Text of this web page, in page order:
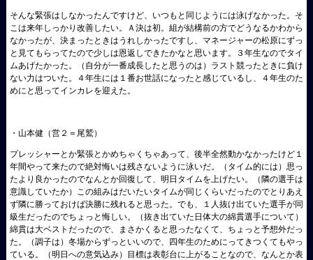
そんな緊張はしなかったんですけど、いつもと同じようには泳げなかった。そ
こは来年しっかり改善したい。Ａ決は初。組が結構前の方でどうなるかわから
なかったが、決まったときはうれしかったですし、マネージャーの松原にずっ
と見てもらってたので少しは恩返しできたかなと思います。３年生なのでタイ
ムあげたかった。（自分が一番成長したと思うのは）ラスト競ったときに負け
ない力はついた。４年生には１番お世話になったと感じているし、４年生のた
めにと思ってインカレを迎えた。
・山本健（営２＝尾鷲）
プレッシャーとか緊張とかめちゃくちゃあって、後半全然動かなかったけど１
年間やって来たので絶対悔いは残さないように泳いだ。（タイム的には）思っ
たより良かったのでなんとか回復して、明日タイムを上げたい。（隣の選手は
意識していたか）この組みはだいたいタイムが同じくらいだったのでとりあえ
ず隣に勝っておけば決勝に残れると思った。でも、１人抜け出ていた選手が同
級生だったのでちょっと悔しい。（抜き出ていた日体大の綿貫選手について）
綿貫は大ベストだったので、まさかくると思ったなくて、ちょっと予想外だっ
た。（調子は）冬場からずっといいので、四年生のためにってきつくてもやっ
ている。（明日への意気込み）目標は表彰台に上がることなので、なんとか表